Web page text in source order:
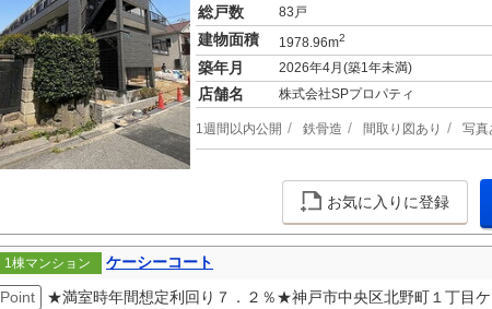
総戸数 83戸
建物面積 1978.96m2
築年月 2026年4月(築1年未満)
店舗名 株式会社SPプロパティ
1週間以内公開 鉄骨造 間取り図あり 写真
お気に入りに登録
1棟マンション
ケーシーコート
Point
★満室時年間想定利回り７．２％★神戸市中央区北野町１丁目